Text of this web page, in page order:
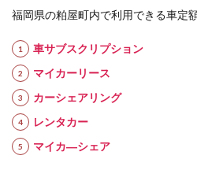
福岡県の粕屋町内で利用できる車定
車サブスクリプション
マイカーリース
カーシェアリング
レンタカー
マイカ―シェア